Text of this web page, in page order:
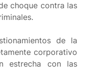
choque contra las
de la
corporativo
estrecha con las